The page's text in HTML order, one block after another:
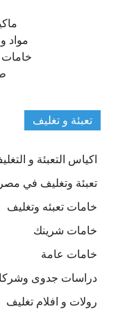
مواد
خامات
تعبئة و تغليف
اكياس التعبئة و
تعبئة وتغليف في مصر
خامات تعبئه وتغليف
خامات شرينك
خامات عامة
دراسات جدوى
رولات و افلام تغليف